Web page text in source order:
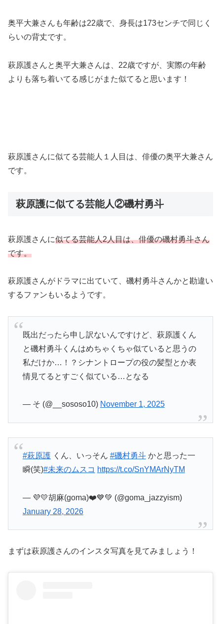
奥平大兼さんも年齢は22歳で、身長は173センチで同じく
らいの背丈です。
萩原護さんと奥平大兼さんは、22歳ですが、実際の年齢
よりも落ち着いてる感じがまた似てると思います！
萩原護さんに似てる芸能人１人目は、俳優の奥平大兼さん
です。
萩原護に似てる芸能人②磯村勇斗
萩原護さんに似てる芸能人2人目は、俳優の磯村勇斗さん
です。
萩原護さんがドラマに出ていて、磯村勇斗さんかと勘違い
するファンもいるようです。
既出だったら申し訳ないんですけど、萩原護くん
と磯村勇斗くんはめちゃくちゃ似ていると思うの
私だけか…！？シナントロープの役の髪型とか表
情見てるとすごく似ている…となる
— そ (@__sososo10) November 1, 2025
#萩原護くん、いっそん #磯村勇斗かと思った一
瞬(笑)#未来のムスコ https://t.co/SnYMArNyTM
— 💜💛胡麻(goma)❤️💙💚 (@goma_jazzyism)
January 28, 2026
まずは萩原護さんのインスタ写真を見てみましょう！